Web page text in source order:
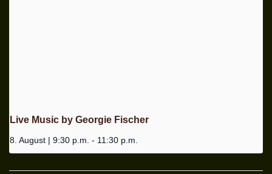
Live Music by Georgie Fischer
8. August | 9:30 p.m. - 11:30 p.m.